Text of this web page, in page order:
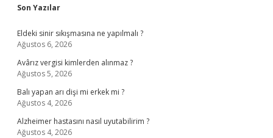
Sidebar
Son Yazılar
Eldeki sinir sıkışmasına ne yapılmalı ?
Ağustos 6, 2026
Avârız vergisi kimlerden alınmaz ?
Ağustos 5, 2026
Balı yapan arı dişi mi erkek mi ?
Ağustos 4, 2026
Alzheimer hastasını nasıl uyutabilirim ?
Ağustos 4, 2026